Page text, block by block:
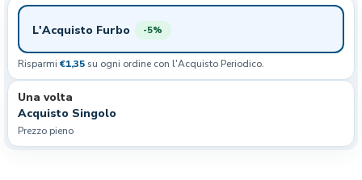
L'Acquisto Furbo -5%
Risparmi €1,35 su ogni ordine con l'Acquisto Periodico.
Una volta
Acquisto Singolo
Prezzo pieno